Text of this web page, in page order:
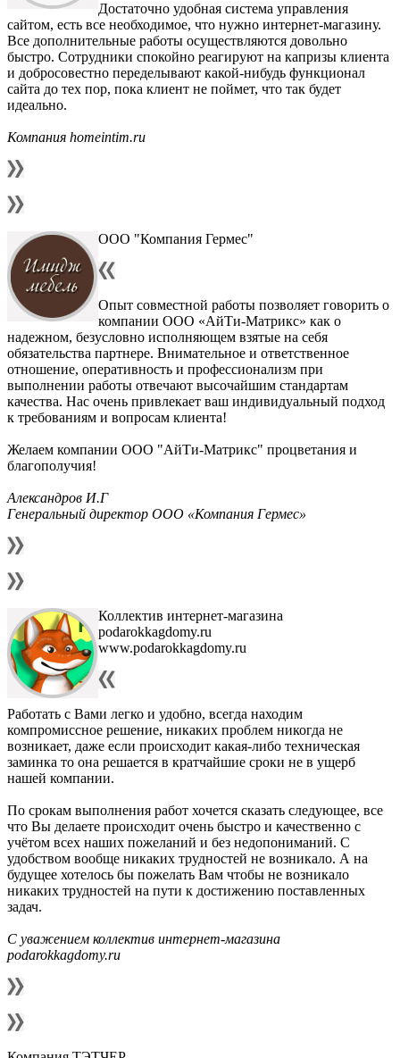
Достаточно удобная система управления
сайтом, есть все необходимое, что нужно интернет-магазину.
Все дополнительные работы осуществляются довольно
быстро. Сотрудники спокойно реагируют на капризы клиента
и добросовестно переделывают какой-нибудь функционал
сайта до тех пор, пока клиент не поймет, что так будет
идеально.
Компания homeintim.ru
ООО "Компания Гермес"
Опыт совместной работы позволяет говорить о
компании ООО «АйТи-Матрикс» как о
надежном, безусловно исполняющем взятые на себя
обязательства партнере. Внимательное и ответственное
отношение, оперативность и профессионализм при
выполнении работы отвечают высочайшим стандартам
качества. Нас очень привлекает ваш индивидуальный подход
к требованиям и вопросам клиента!
Желаем компании ООО "АйТи-Матрикс" процветания и
благополучия!
Александров И.Г
Генеральный директор ООО «Компания Гермес»
Коллектив интернет-магазина
podarokkagdomy.ru
www.podarokkagdomy.ru
Работать с Вами легко и удобно, всегда находим
компромиссное решение, никаких проблем никогда не
возникает, даже если происходит какая-либо техническая
заминка то она решается в кратчайшие сроки не в ущерб
нашей компании.
По срокам выполнения работ хочется сказать следующее, все
что Вы делаете происходит очень быстро и качественно с
учётом всех наших пожеланий и без недопониманий. С
удобством вообще никаких трудностей не возникало. А на
будущее хотелось бы пожелать Вам чтобы не возникало
никаких трудностей на пути к достижению поставленных
задач.
С уважением коллектив интернет-магазина
podarokkagdomy.ru